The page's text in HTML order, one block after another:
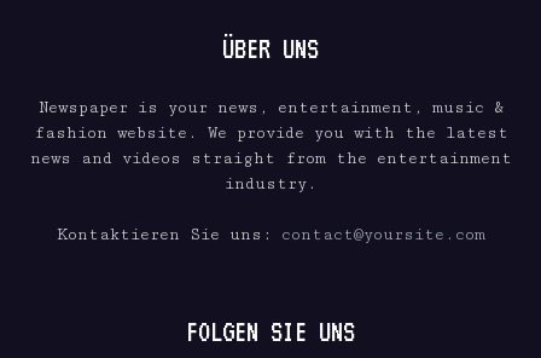
ÜBER UNS
Newspaper is your news, entertainment, music &
fashion website. We provide you with the latest
news and videos straight from the entertainment
industry.
Kontaktieren Sie uns: contact@yoursite.com
FOLGEN SIE UNS